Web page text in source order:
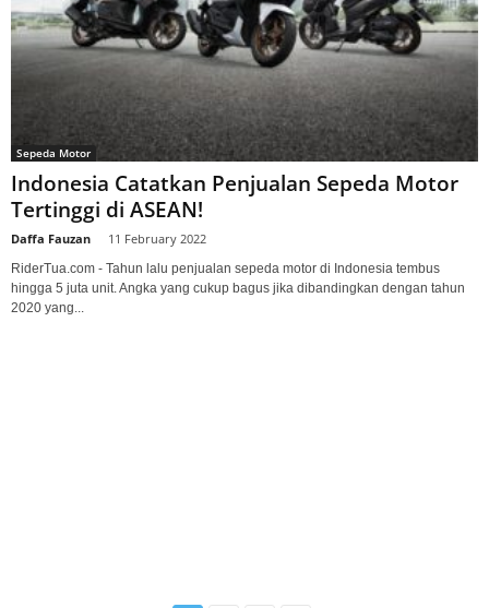
Sepeda Motor
Indonesia Catatkan Penjualan Sepeda Motor
Tertinggi di ASEAN!
Daffa Fauzan 11 February 2022
RiderTua.com - Tahun lalu penjualan sepeda motor di Indonesia tembus
hingga 5 juta unit. Angka yang cukup bagus jika dibandingkan dengan tahun
2020 yang...